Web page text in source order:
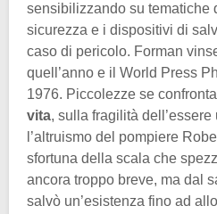
sensibilizzando su tematiche
sicurezza e i dispositivi di
caso di pericolo. Forman
quell’anno e il World Press
1976. Piccolezze se
vita, sulla fragilità
l’altruismo del pompiere
sfortuna della scala che
ancora troppo breve, ma dal
salvò un’esistenza fino ad